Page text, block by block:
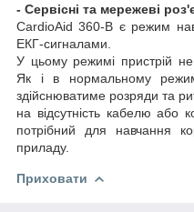
- Сервісні та мережеві
СardioАid 360-В є режим
ЕКГ-сигналами.
У цьому режимі пристрій не
Як і в нормальному
здійснюватиме розряди та
на відсутність кабелю або
потрібний для навчання
приладу.
Приховати